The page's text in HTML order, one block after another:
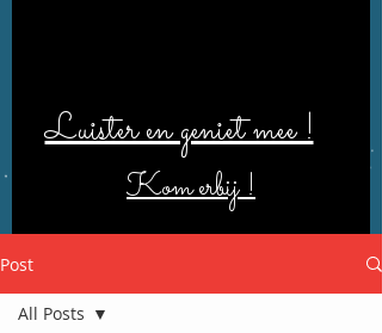
Luister en geniet mee !
Kom erbij !
Post
All Posts